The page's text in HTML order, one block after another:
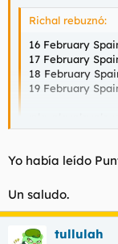
Richal rebuznó:
16 February
17 February
18 February
19 February
:pla :pla :pla :pla
yo de vosotros
Puente La Reina ?
Yo había leído
Un saludo.
tullulah